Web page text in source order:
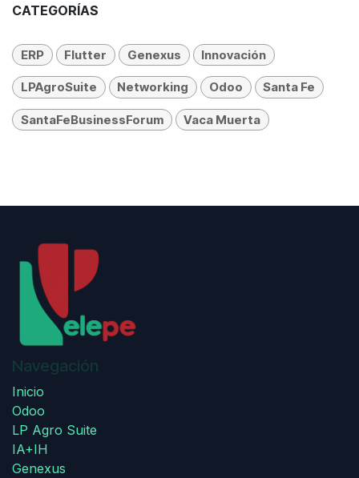
CATEGORÍAS
ERP Flutter Genexus Innovación
LPAgroSuite Networking Odoo Santa Fe
SantaFeBusinessForum Vaca Muerta
Navegación
Inicio
Odoo
LP Agro Suite
IA+IH
Genexus